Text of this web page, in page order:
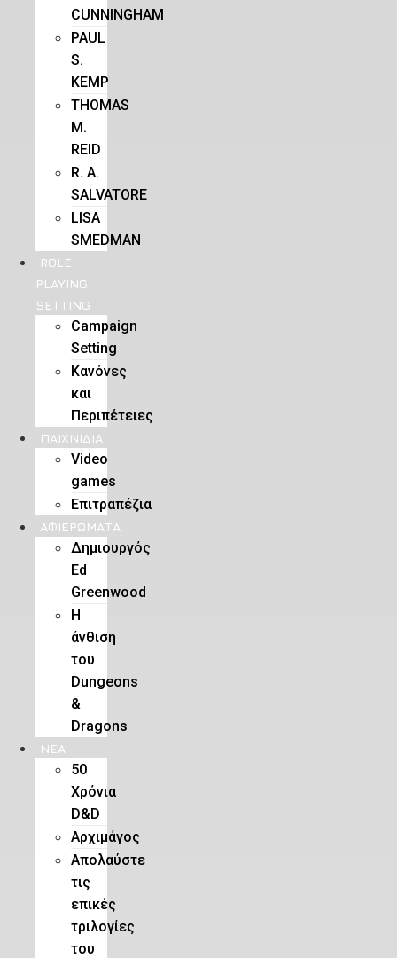
CUNNINGHAM
PAUL
S.
KEMP
THOMAS
M.
REID
R. A.
SALVATORE
LISA
SMEDMAN
ROLE
PLAYING
SETTING
Campaign
Setting
Kανόνες
και
Περιπέτειες
ΠΑΙΧΝΊΔΙΑ
Video
games
Επιτραπέζια
ΑΦΙΕΡΏΜΑΤΑ
Δημιουργός
Ed
Greenwood
Η
άνθιση
του
Dungeons
&
Dragons
ΝΕΑ
50
Χρόνια
D&D
Αρχιμάγος
Aπολαύστε
τις
επικές
τριλογίες
του